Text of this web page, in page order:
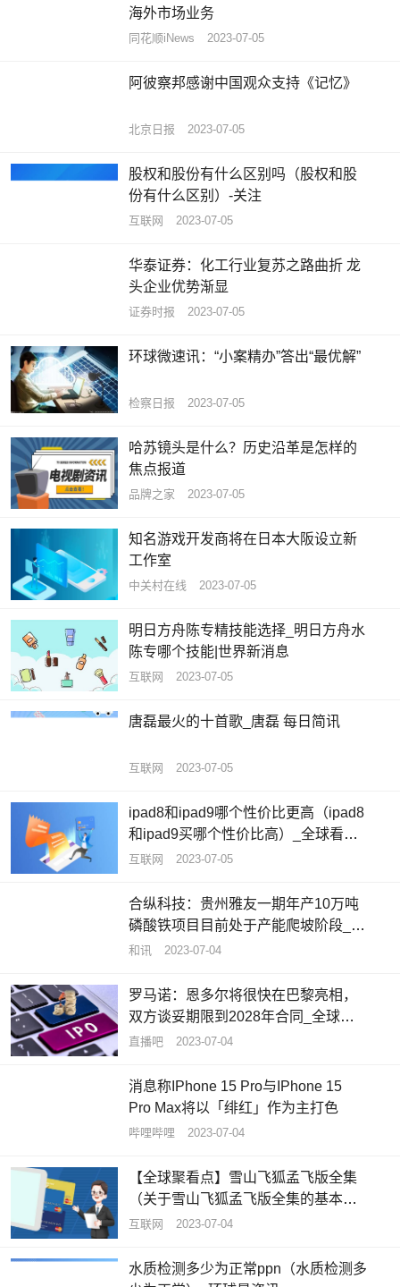
海外市场业务
同花顺iNews 2023-07-05
阿彼察邦感谢中国观众支持《记忆》
北京日报 2023-07-05
股权和股份有什么区别吗（股权和股
份有什么区别）-关注
互联网 2023-07-05
华泰证券：化工行业复苏之路曲折 龙
头企业优势渐显
证券时报 2023-07-05
环球微速讯：“小案精办”答出“最优解”
检察日报 2023-07-05
哈苏镜头是什么？历史沿革是怎样的
焦点报道
品牌之家 2023-07-05
知名游戏开发商将在日本大阪设立新
工作室
中关村在线 2023-07-05
明日方舟陈专精技能选择_明日方舟水
陈专哪个技能|世界新消息
互联网 2023-07-05
唐磊最火的十首歌_唐磊 每日简讯
互联网 2023-07-05
ipad8和ipad9哪个性价比更高（ipad8
和ipad9买哪个性价比高）_全球看热
讯
互联网 2023-07-05
合纵科技：贵州雅友一期年产10万吨
磷酸铁项目目前处于产能爬坡阶段_每
日聚焦
和讯 2023-07-04
罗马诺：恩多尔将很快在巴黎亮相，
双方谈妥期限到2028年合同_全球要
闻
直播吧 2023-07-04
消息称IPhone 15 Pro与IPhone 15
Pro Max将以「绯红」作为主打色
哔哩哔哩 2023-07-04
【全球聚看点】雪山飞狐孟飞版全集
（关于雪山飞狐孟飞版全集的基本详
情介绍）
互联网 2023-07-04
水质检测多少为正常ppn（水质检测多